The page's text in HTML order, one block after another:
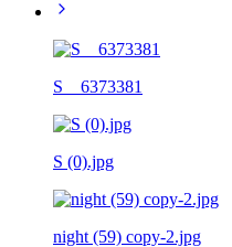
S__6373381
S (0).jpg
night (59) copy-2.jpg